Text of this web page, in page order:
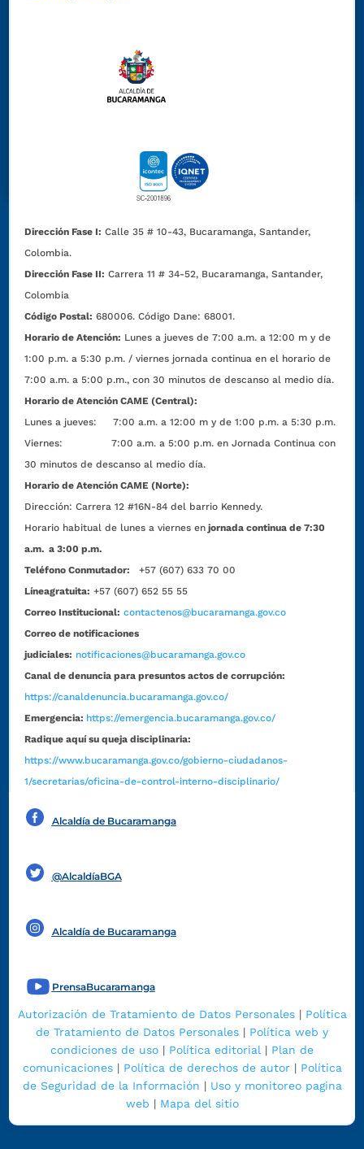
Dirección Fase I: Calle 35 # 10-43, Bucaramanga, Santander,
Colombia.
Dirección Fase II: Carrera 11 # 34-52, Bucaramanga, Santander,
Colombia
Código Postal: 680006. Código Dane: 68001.
Horario de Atención: Lunes a jueves de 7:00 a.m. a 12:00 m y de
1:00 p.m. a 5:30 p.m. / viernes jornada continua en el horario de
7:00 a.m. a 5:00 p.m., con 30 minutos de descanso al medio día.
Horario de Atención CAME (Central):
Lunes a jueves: 7:00 a.m. a 12:00 m y de 1:00 p.m. a 5:30 p.m.
Viernes: 7:00 a.m. a 5:00 p.m. en Jornada Continua con
30 minutos de descanso al medio día.
Horario de Atención CAME (Norte):
Dirección:Carrera 12 #16N-84 del barrio Kennedy.
Horario habitual de lunes a viernes en jornada continua de 7:30
a.m. a 3:00 p.m.
Teléfono Conmutador:
+57 (607) 633 70 00
Líneagratuita: +57 (607) 652 55 55
Correo Institucional: contactenos@bucaramanga.gov.co
Correo de notificaciones
judiciales: notificaciones@bucaramanga.gov.co
Canal de denuncia para presuntos actos de corrupción:
https://canaldenuncia.bucaramanga.gov.co/
Emergencia: https://emergencia.bucaramanga.gov.co/
Radique aquí su queja disciplinaria:
https://www.bucaramanga.gov.co/gobierno-ciudadanos-
1/secretarias/oficina-de-control-interno-disciplinario/
Alcaldía de Bucaramanga
@AlcaldíaBGA
Alcaldía de Bucaramanga
PrensaBucaramanga
Autorización de Tratamiento de Datos Personales| Política
de Tratamiento de Datos Personales | Política web y
condiciones de uso | Política editorial | Plan de
comunicaciones| Política de derechos de autor| Política
de Seguridad de la Información | Uso y monitoreo pagina
web | Mapa del sitio